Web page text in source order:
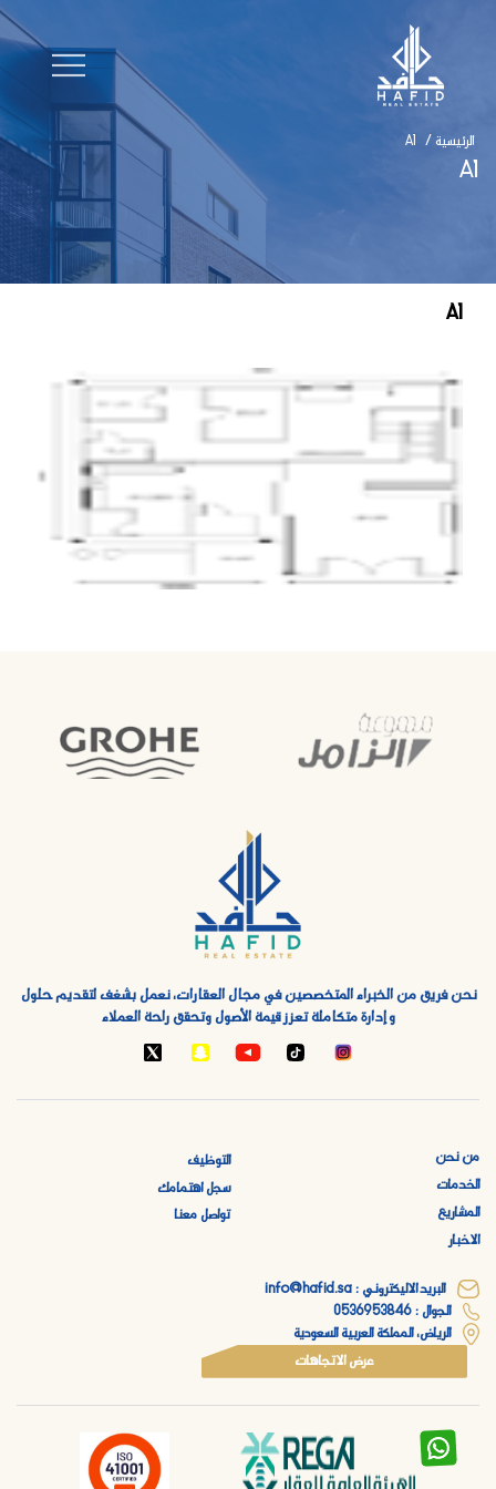
الرئيسية /
A1
A1
A1
نحن فريق من الخبراء المتخصصين في مجال العقارات، نعمل بشغف لتقديم حلول
و إدارة متكاملة تعزز قيمة الأصول وتحقق راحة العملاء
من نحن
الخدمات
المشاريع
الاخبار
التوظيف
سجل اهتمامك
تواصل معنا
البريد الاليكتروني : info@hafid.sa
الجوال : 0536953846
الرياض، المملكة العربية السعودية
عرض الاتجاهات